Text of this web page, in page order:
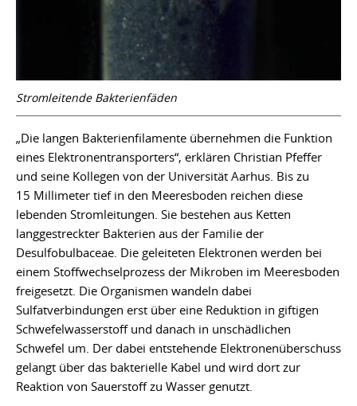
Stromleitende Bakterienfäden
„Die langen Bakterienfilamente übernehmen die Funktion
eines Elektronentransporters“, erklären Christian Pfeffer
und seine Kollegen von der Universität Aarhus. Bis zu
15 Millimeter tief in den Meeresboden reichen diese
lebenden Stromleitungen. Sie bestehen aus Ketten
langgestreckter Bakterien aus der Familie der
Desulfobulbaceae. Die geleiteten Elektronen werden bei
einem Stoffwechselprozess der Mikroben im Meeresboden
freigesetzt. Die Organismen wandeln dabei
Sulfatverbindungen erst über eine Reduktion in giftigen
Schwefelwasserstoff und danach in unschädlichen
Schwefel um. Der dabei entstehende Elektronenüberschuss
gelangt über das bakterielle Kabel und wird dort zur
Reaktion von Sauerstoff zu Wasser genutzt.